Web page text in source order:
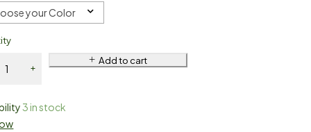
your Color
Add to cart
3 in stock